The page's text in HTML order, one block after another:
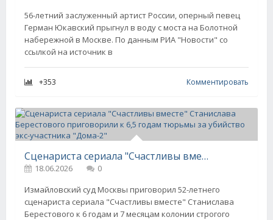
56-летний заслуженный артист России, оперный певец
Герман Юкавский прыгнул в воду с моста на Болотной
набережной в Москве. По данным РИА "Новости" со
ссылкой на источник в
+353 Комментировать
Сценариста сериала "Счастливы вместе" Станислава Берестового приговорили к 6,5 годам тюрьмы за убийство экс-участника "Дома-2"
18.06.2026
0
Измайловский суд Москвы приговорил 52-летнего
сценариста сериала "Счастливы вместе" Станислава
Берестового к 6 годам и 7 месяцам колонии строгого